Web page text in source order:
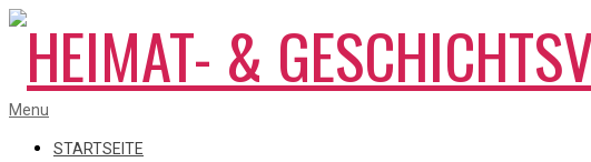
Skip
content
Primary
Menu
Menu
STARTSEITE